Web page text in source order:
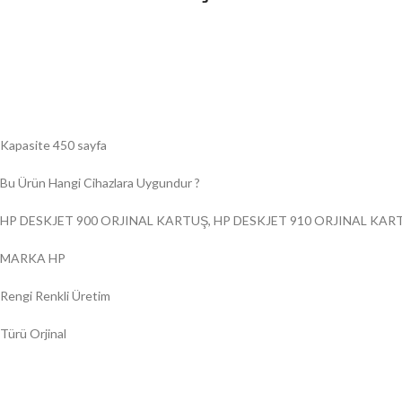
Kapasite 450 sayfa
Bu Ürün Hangi Cihazlara Uygundur ?
HP DESKJET 900 ORJINAL KARTUŞ, HP DESKJET 910 ORJINAL
MARKA HP
Rengi Renkli Üretim
Türü Orjinal